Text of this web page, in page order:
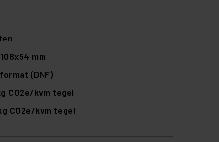
mm
(DNF)
CO2e/kvm tegel
CO2e/kvm tegel